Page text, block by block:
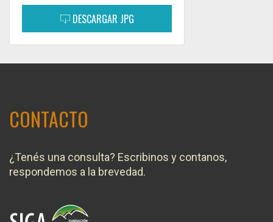
DESCARGAR JPG
CONTACTO
¿Tenés una consulta? Escribinos y contanos,
respondemos a la brevedad.